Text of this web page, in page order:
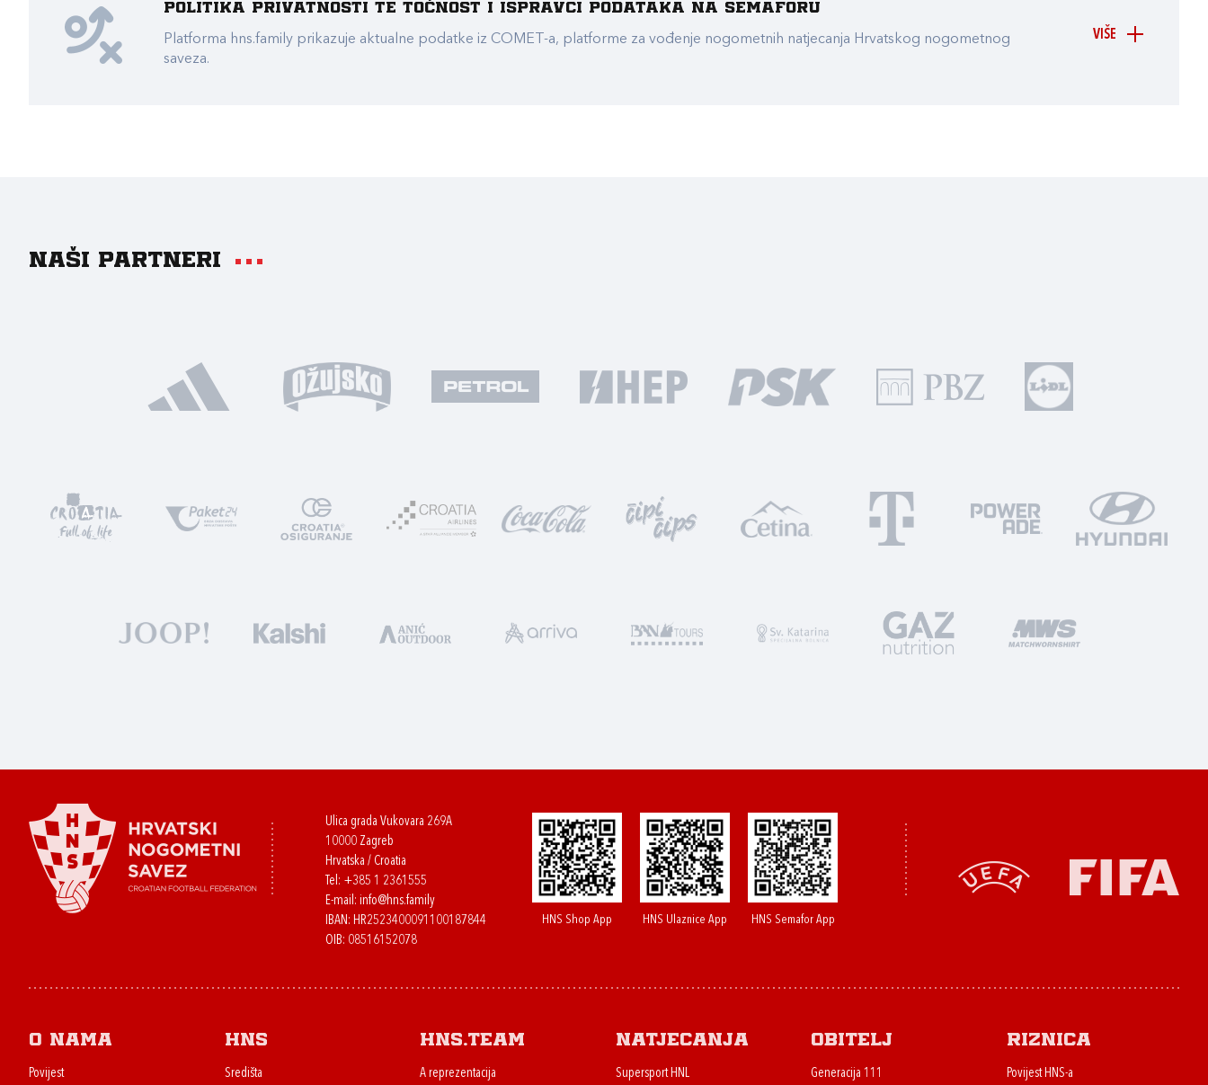
VIŠE
Politika privatnosti te točnost i ispravci podataka na Semaforu
Platforma hns.family prikazuje aktualne podatke iz COMET-a, platforme za vođenje nogometnih natjecanja Hrvatskog nogometnog
saveza.
Naši partneri
Ulica grada Vukovara 269A
10000 Zagreb
Hrvatska / Croatia
Tel: +385 1 2361555
E-mail: info@hns.family
IBAN: HR2523400091100187844
OIB: 08516152078
HNS Shop App HNS Ulaznice App HNS Semafor App
O nama
Povijest
HNS
Središta
HNS.team
A reprezentacija
Natjecanja
Supersport HNL
Obitelj
Generacija 111
Riznica
Povijest HNS-a